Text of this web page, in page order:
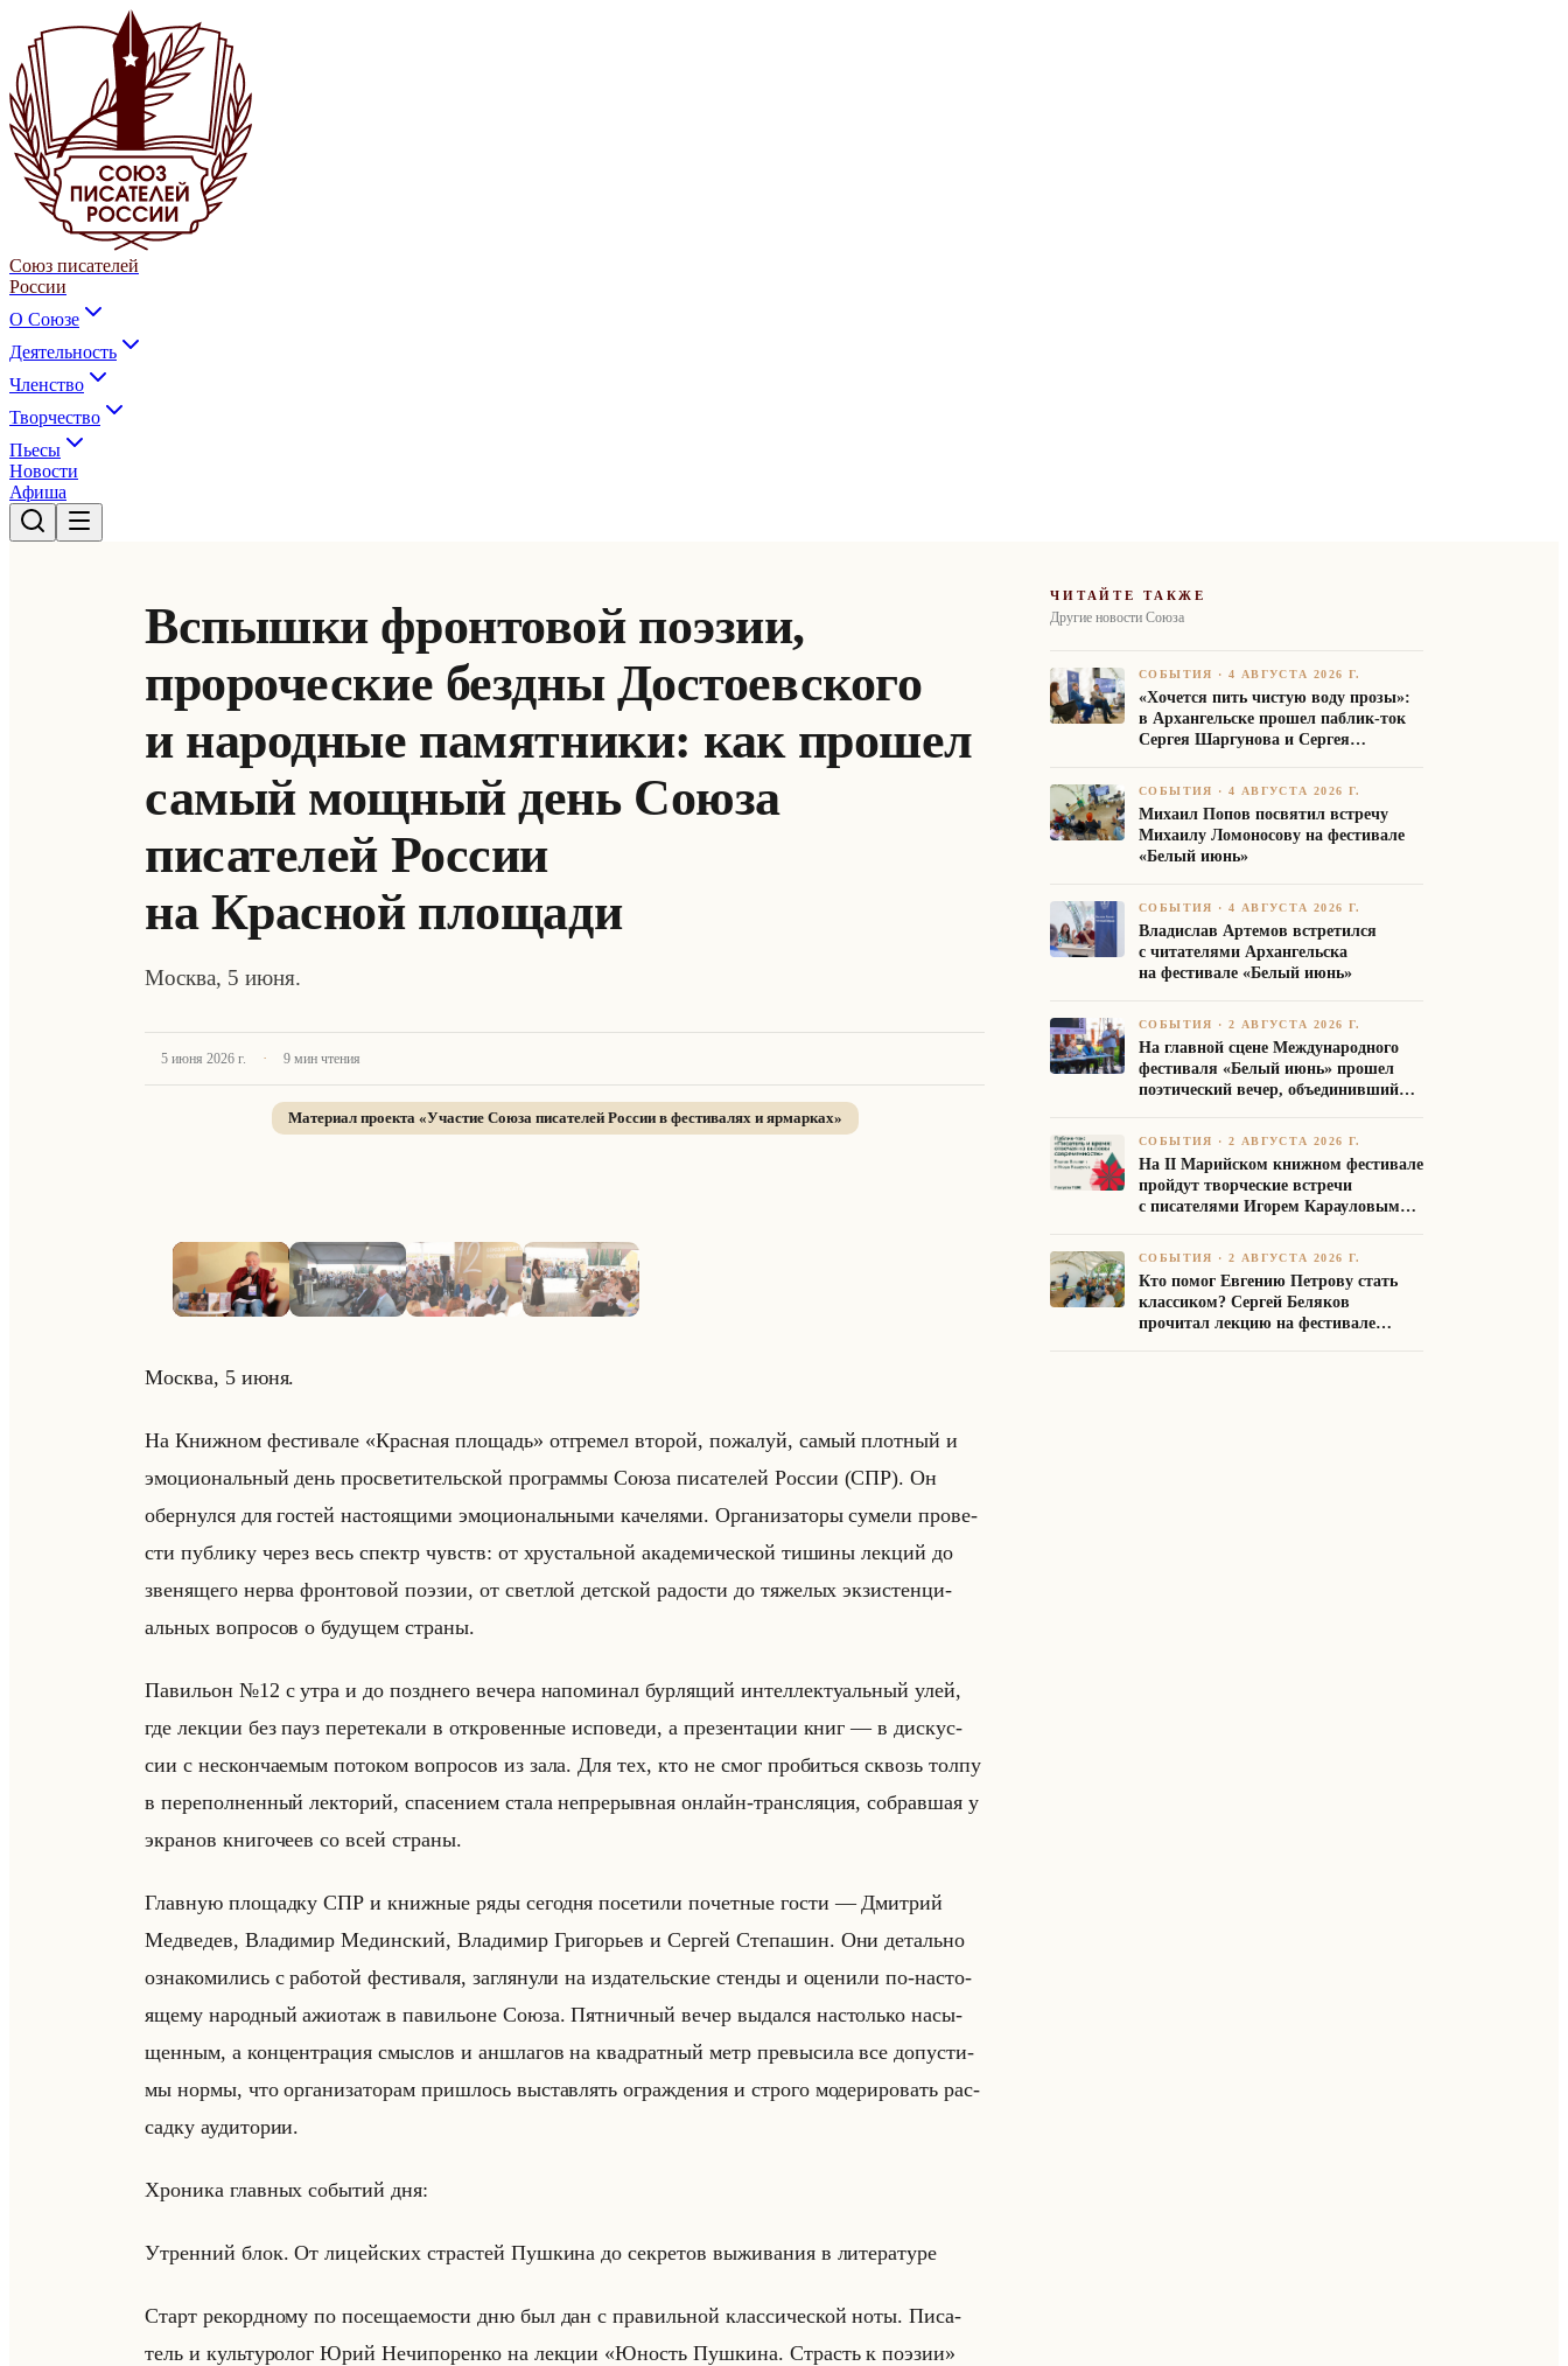
Союз писателей
России
О Союзе
Деятельность
Членство
Творчество
Пьесы
Новости
Афиша
Вспышки фронтовой поэзии,
пророческие бездны Достоевского
и народные памятники: как прошел
самый мощный день Союза
писателей России
на Красной площади
Москва, 5 июня.
5 июня 2026 г. · 9 мин чтения
Материал проекта «Участие Союза писателей России в фестивалях и ярмарках»
Москва, 5 июня.
На Книж­ном фе­сти­ва­ле «Красная площадь» от­гре­мел вто­рой, по­жа­луй, самый плот­ный и
эмо­ци­ональный день про­све­ти­тельской про­грам­мы Союза пи­са­те­лей Рос­сии (СПР). Он
обер­нул­ся для го­стей на­сто­ящи­ми эмо­ци­ональны­ми ка­че­ля­ми. Ор­га­ни­за­то­ры су­ме­ли про­ве­
сти пуб­ли­ку через весь спектр чувств: от хру­стальной ака­де­ми­че­ской ти­ши­ны лек­ций до
зве­ня­ще­го нерва фрон­то­вой по­эзии, от свет­лой дет­ской ра­до­сти до тя­же­лых эк­зи­стен­ци­
альных во­про­сов о бу­ду­щем стра­ны.
Па­ви­льон №12 с утра и до позд­не­го ве­че­ра на­по­ми­нал бур­ля­щий ин­тел­лек­ту­альный улей,
где лек­ции без пауз пе­ре­те­ка­ли в от­кро­вен­ные ис­по­ве­ди, а пре­зен­та­ции книг — в дис­кус­
сии с нескон­ча­емым по­то­ком во­про­сов из зала. Для тех, кто не смог про­биться сквозь толпу
в пе­ре­пол­нен­ный лек­то­рий, спа­се­ни­ем стала непре­рыв­ная он­лайн-транс­ля­ция, со­брав­шая у
экра­нов кни­го­че­ев со всей стра­ны.
Глав­ную пло­щад­ку СПР и книж­ные ряды се­год­ня по­се­ти­ли по­чет­ные гости — Дмит­рий
Мед­ве­дев, Вла­ди­мир Медин­ский, Вла­ди­мир Гри­го­рьев и Сер­гей Сте­па­шин. Они де­тально
озна­ко­ми­лись с ра­бо­той фе­сти­ва­ля, за­гля­ну­ли на из­да­тельские стен­ды и оце­ни­ли по-на­сто­
яще­му на­род­ный ажи­отаж в па­ви­льоне Союза. Пят­нич­ный вечер вы­дал­ся на­столько на­сы­
щен­ным, а кон­цен­тра­ция смыс­лов и ан­шла­гов на квад­рат­ный метр пре­вы­си­ла все до­пу­сти­
мы нормы, что ор­га­ни­за­то­рам при­шлось вы­став­лять ограж­де­ния и стро­го мо­де­ри­ро­вать рас­
сад­ку ауди­то­рии.
Хро­ни­ка глав­ных со­бы­тий дня:
Утрен­ний блок. От ли­цейских стра­стей Пуш­ки­на до сек­ре­тов вы­жи­ва­ния в ли­те­ра­ту­ре
Старт ре­корд­но­му по по­се­ща­емо­сти дню был дан с пра­вильной клас­си­че­ской ноты. Пи­са­
тель и культу­ро­лог Юрий Нечи­по­рен­ко на лек­ции «Юность Пушкина. Страсть к поэзии»
ЧИТАЙТЕ ТАКЖЕ
Другие новости Союза
СОБЫТИЯ ·4 АВГУСТА 2026 Г.
«Хочется пить чистую воду прозы»:
в Архангельске прошел паблик-ток
Сергея Шаргунова и Сергея
СОБЫТИЯ ·4 АВГУСТА 2026 Г.
Михаил Попов посвятил встречу
Михаилу Ломоносову на фестивале
«Белый июнь»
СОБЫТИЯ ·4 АВГУСТА 2026 Г.
Владислав Артемов встретился
с читателями Архангельска
на фестивале «Белый июнь»
СОБЫТИЯ ·2 АВГУСТА 2026 Г.
На главной сцене Международного
фестиваля «Белый июнь» прошел
поэтический вечер, объединивший
СОБЫТИЯ ·2 АВГУСТА 2026 Г.
На II Марийском книжном фестивале
пройдут творческие встречи
с писателями Игорем Карауловым
СОБЫТИЯ ·2 АВГУСТА 2026 Г.
Кто помог Евгению Петрову стать
классиком? Сергей Беляков
прочитал лекцию на фестивале